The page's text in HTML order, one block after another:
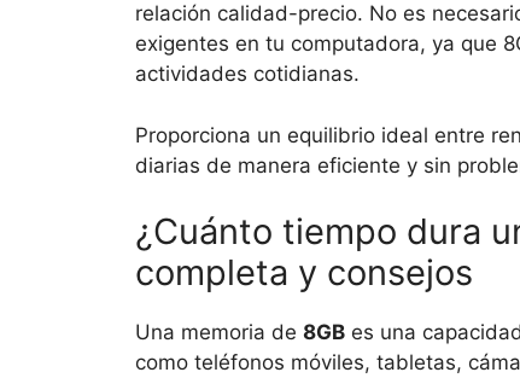
relación calidad-precio. No es
exigentes en tu computadora, ya que
actividades cotidianas.
Proporciona un equilibrio ideal entre
diarias de manera eficiente y sin
¿Cuánto tiempo dura
completa y consejos
Una memoria de 8GB es una
como teléfonos móviles, tabletas,